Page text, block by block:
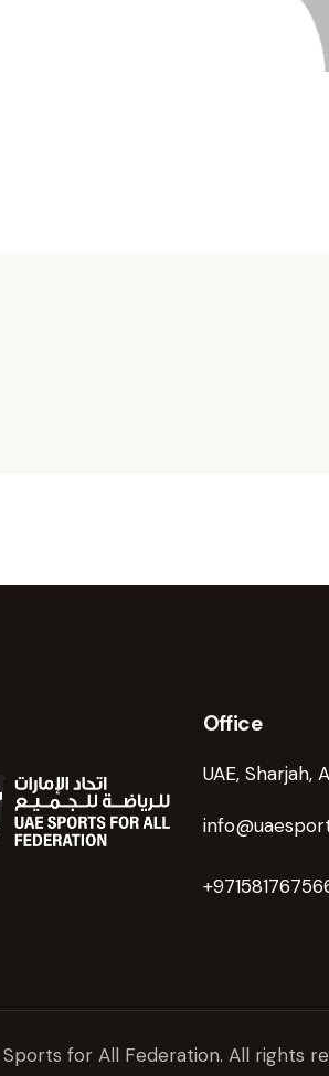
Office
UAE, Sharjah,
Sports for All Federation. All rights